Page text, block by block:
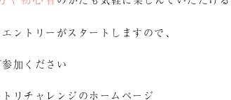
ントリーがスタートしますので、
加ください
リチャレンジのホームページ